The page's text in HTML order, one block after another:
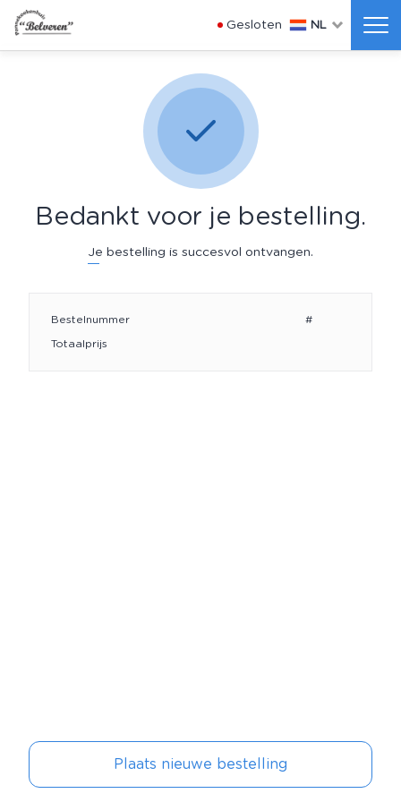
Gesloten NL
Bedankt voor je bestelling.
Je bestelling is succesvol ontvangen.
Bestelnummer #
Totaalprijs
Plaats nieuwe bestelling